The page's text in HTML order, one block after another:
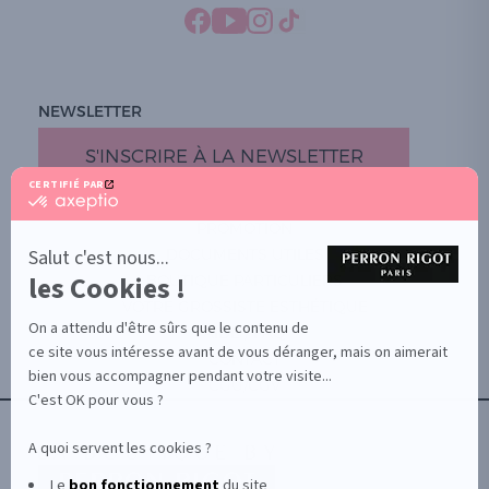
CERTIFIÉ PAR
certifié
En
savoir
plus
sur
Axeptio
Salut c'est nous...
les Cookies !
On a attendu d'être sûrs que le contenu de
ce site vous intéresse avant de vous déranger, mais on aimerait
bien vous accompagner pendant votre visite...
C'est OK pour vous ?
A quoi servent les cookies ?
NEWSLETTER
S'INSCRIRE À LA NEWSLETTER
BOUTIQUE PARTICULIERS
AIDE / FAQ
CONTACT
CGU/CGV